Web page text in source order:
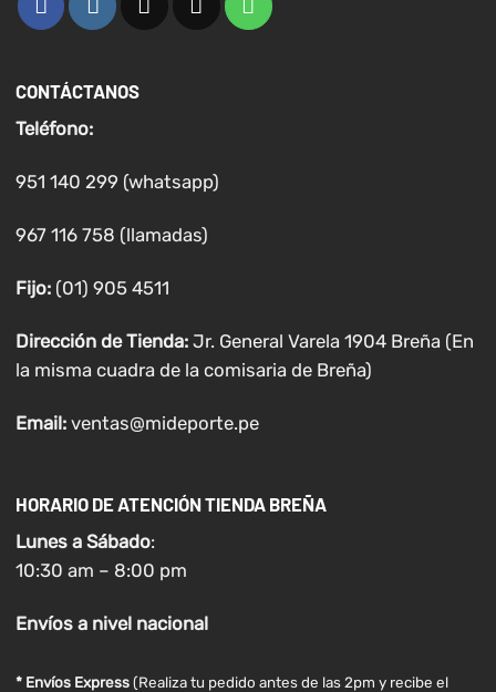
CONTÁCTANOS
Teléfono:
951 140 299 (whatsapp)
967 116 758 (llamadas)
Fijo:(01) 905 4511
Dirección de Tienda: Jr. General Varela 1904 Breña (En
la misma cuadra de la comisaria de Breña)
Email: ventas@mideporte.pe
HORARIO DE ATENCIÓN TIENDA BREÑA
Lunes a Sábado:
10:30 am – 8:00 pm
Envíosa nivel nacional
* Envíos Express(Realiza tu pedido antes de las 2pm y recibe el